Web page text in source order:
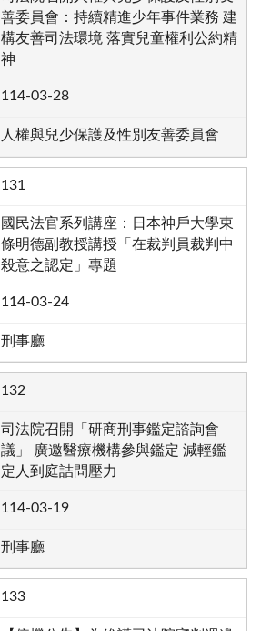
善委員會：持續精進少年事件業務 建
構友善司法環境 落實兒童權利公約精
神
114-03-28
人權與兒少保護及性別友善委員會
131
國民法官系列講座：日本神戶大學東
條明德副教授講授「在裁判員裁判中
殺意之認定」專題
114-03-24
刑事廳
132
司法院召開「研商刑事鑑定諮詢會
議」 廣邀醫療機構參與鑑定 減輕鑑
定人到庭詰問壓力
114-03-19
刑事廳
133